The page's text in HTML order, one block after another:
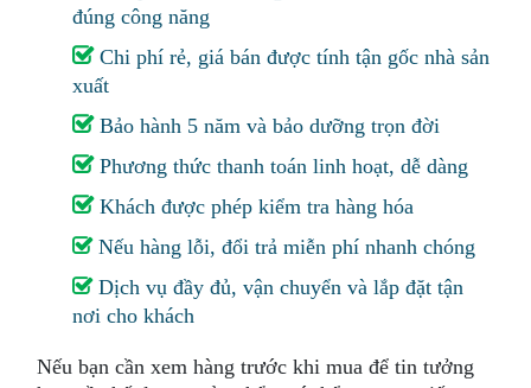
đúng công năng
Chi phí rẻ, giá bán được tính tận gốc nhà sản
xuất
Bảo hành 5 năm và bảo dưỡng trọn đời
Phương thức thanh toán linh hoạt, dễ dàng
Khách được phép kiểm tra hàng hóa
Nếu hàng lỗi, đổi trả miễn phí nhanh chóng
Dịch vụ đầy đủ, vận chuyển và lắp đặt tận
nơi cho khách
Nếu bạn cần xem hàng trước khi mua để tin tưởng